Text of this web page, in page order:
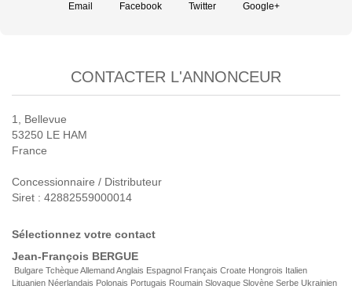
Email Facebook Twitter Google+
CONTACTER L'ANNONCEUR
1, Bellevue
53250 LE HAM
France
Concessionnaire / Distributeur
Siret : 42882559000014
Sélectionnez votre contact
Jean-François BERGUE
Bulgare Tchèque Allemand Anglais Espagnol Français Croate Hongrois Italien
Lituanien Néerlandais Polonais Portugais Roumain Slovaque Slovène Serbe Ukrainien